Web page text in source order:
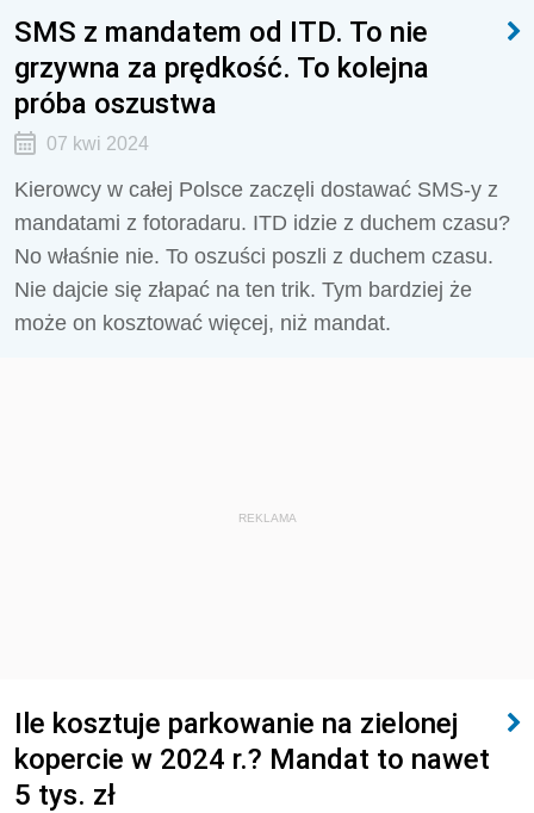
SMS z mandatem od ITD. To nie
grzywna za prędkość. To kolejna
próba oszustwa
07 kwi 2024
Kierowcy w całej Polsce zaczęli dostawać SMS-y z
mandatami z fotoradaru. ITD idzie z duchem czasu?
No właśnie nie. To oszuści poszli z duchem czasu.
Nie dajcie się złapać na ten trik. Tym bardziej że
może on kosztować więcej, niż mandat.
REKLAMA
Ile kosztuje parkowanie na zielonej
kopercie w 2024 r.? Mandat to nawet
5 tys. zł